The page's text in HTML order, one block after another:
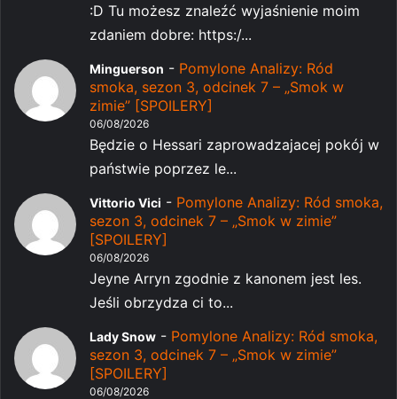
:D Tu możesz znaleźć wyjaśnienie moim
zdaniem dobre: https:/...
Minguerson - Pomylone Analizy: Ród
smoka, sezon 3, odcinek 7 – „Smok w
zimie” [SPOILERY]
06/08/2026
Będzie o Hessari zaprowadzajacej pokój w
państwie poprzez le...
Vittorio Vici - Pomylone Analizy: Ród smoka,
sezon 3, odcinek 7 – „Smok w zimie”
[SPOILERY]
06/08/2026
Jeyne Arryn zgodnie z kanonem jest les.
Jeśli obrzydza ci to...
Lady Snow - Pomylone Analizy: Ród smoka,
sezon 3, odcinek 7 – „Smok w zimie”
[SPOILERY]
06/08/2026